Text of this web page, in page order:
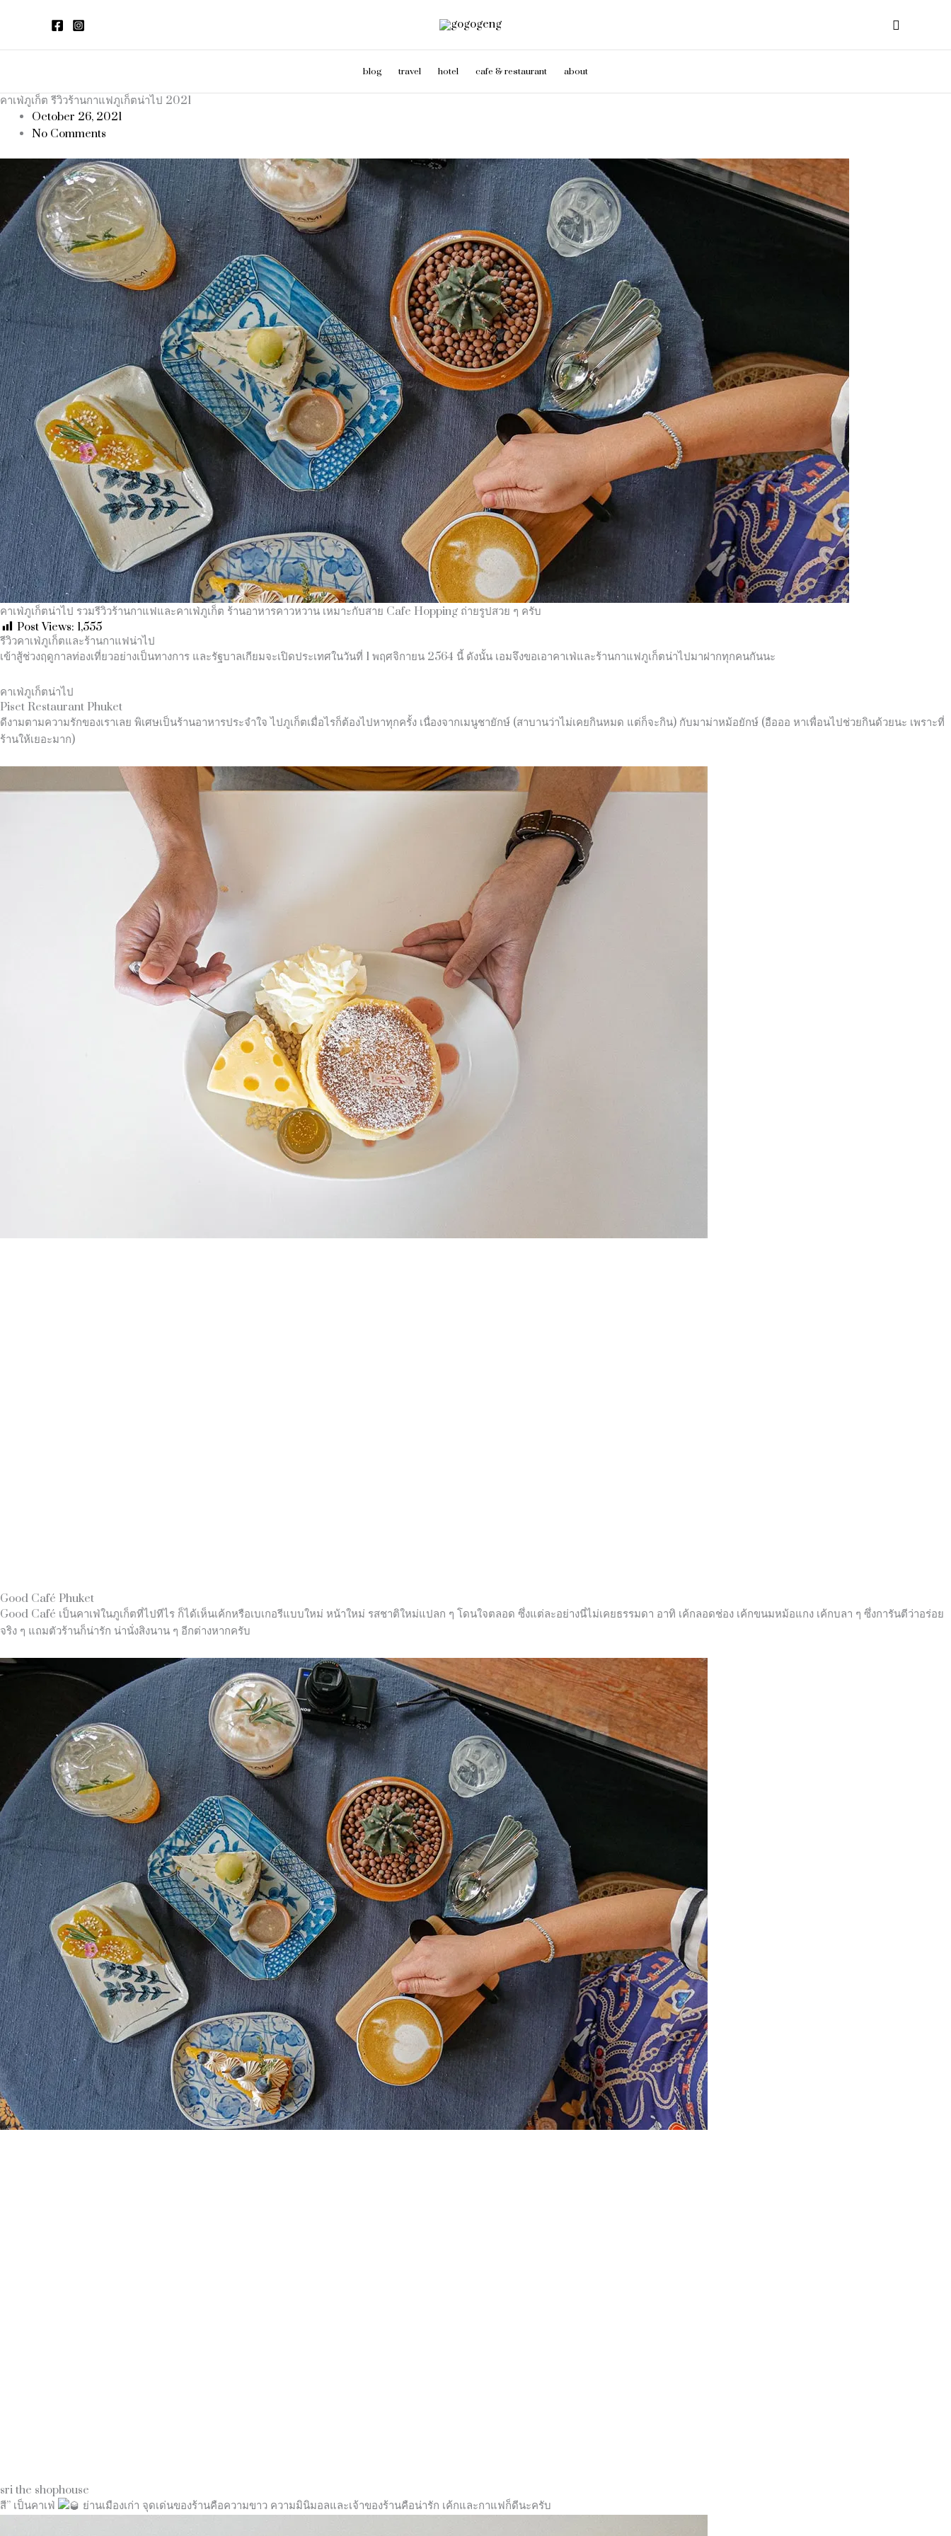
Search
blog travel hotel cafe & restaurant about
คาเฟ่ภูเก็ต รีวิวร้านกาแฟภูเก็ตน่าไป 2021
October 26, 2021
No Comments
คาเฟ่ภูเก็ตน่าไป รวมรีวิวร้านกาแฟและคาเฟ่ภูเก็ต ร้านอาหารคาวหวาน เหมาะกับสาย Cafe Hopping ถ่ายรูปสวย ๆ ครับ
Post Views: 1,555
รีวิวคาเฟ่ภูเก็ตและร้านกาแฟน่าไป
เข้าสู้ช่วงฤดูกาลท่องเที่ยวอย่างเป็นทางการ และรัฐบาลเกียมจะเปิดประเทศในวันที่ 1 พฤศจิกายน 2564 นี้ ดังนั้น เอมจึงขอเอาคาเฟ่และร้านกาแฟภูเก็ตน่าไปมาฝากทุกคนกันนะ
คาเฟ่ภูเก็ตน่าไป
Piset Restaurant Phuket
ดีงามตามความรักของเราเลย พิเศษเป็นร้านอาหารประจำใจ ไปภูเก็ตเมื่อไรก็ต้องไปหาทุกครั้ง เนื่องจากเมนูชายักษ์ (สาบานว่าไม่เคยกินหมด แต่ก็จะกิน) กับมาม่าหม้อยักษ์ (อือออ หาเพื่อนไปช่วยกินด้วยนะ เพราะที่
ร้านให้เยอะมาก)
Good Café Phuket
Good Café เป็นคาเฟ่ในภูเก็ตที่ไปทีไร ก็ได้เห็นเค้กหรือเบเกอรีแบบใหม่ หน้าใหม่ รสชาติใหม่แปลก ๆ โดนใจตลอด ซึ่งแต่ละอย่างนี่ไม่เคยธรรมดา อาทิ เค้กลอดช่อง เค้กขนมหม้อแกง เค้กบลา ๆ ซึ่งการันตีว่าอร่อย
จริง ๆ แถมตัวร้านก็น่ารัก น่านั่งสิงนาน ๆ อีกต่างหากครับ
sri the shophouse
สี” เป็นคาเฟ่
ย่านเมืองเก่า จุดเด่นของร้านคือความขาว ความมินิมอลและเจ้าของร้านคือน่ารัก เค้กและกาแฟก็ดีนะครับ